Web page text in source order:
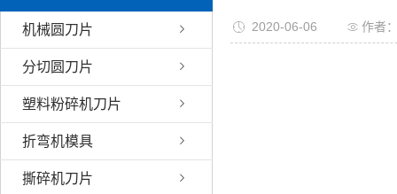
机械圆刀片
分切圆刀片
塑料粉碎机刀片
折弯机模具
撕碎机刀片
2020-06-06 作者